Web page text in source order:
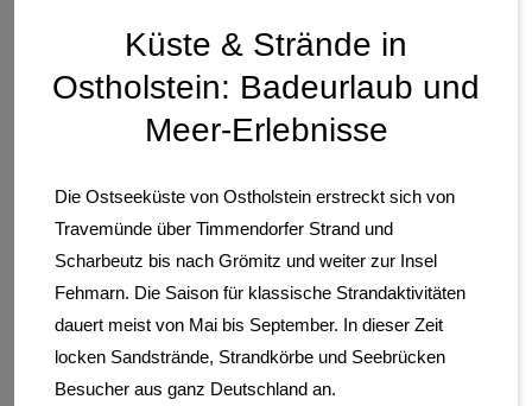
Küste & Strände in
Ostholstein: Badeurlaub und
Meer-Erlebnisse
Die Ostseeküste von Ostholstein erstreckt sich von
Travemünde über Timmendorfer Strand und
Scharbeutz bis nach Grömitz und weiter zur Insel
Fehmarn. Die Saison für klassische Strandaktivitäten
dauert meist von Mai bis September. In dieser Zeit
locken Sandstrände, Strandkörbe und Seebrücken
Besucher aus ganz Deutschland an.